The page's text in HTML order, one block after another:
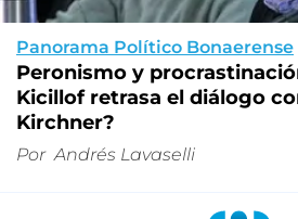
Panorama Político Bonaerense
Peronismo y
Kicillof retrasa el diálogo
Kirchner?
Por Andrés Lavaselli